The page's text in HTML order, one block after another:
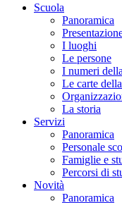
Scuola
Panoramica
I luoghi
Le persone
I numeri
Le carte
La storia
Servizi
Panoramica
Personale
Famiglie e
Percorsi di
Novità
Panoramica